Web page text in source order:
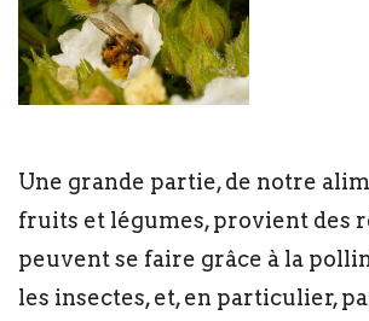
Une grande partie, de notre
fruits et légumes, provient des
peuvent se faire grâce à la
les insectes, et, en particulier,